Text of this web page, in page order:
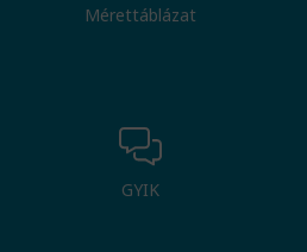
Mérettáblázat
GYIK